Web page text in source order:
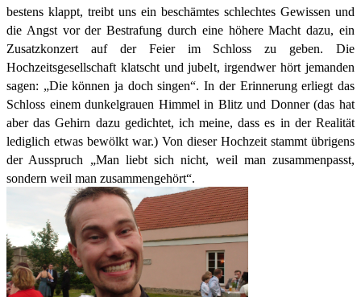
bestens klappt, treibt uns ein beschämtes schlechtes Gewissen und
die Angst vor der Bestrafung durch eine höhere Macht dazu, ein
Zusatzkonzert auf der Feier im Schloss zu geben. Die
Hochzeitsgesellschaft klatscht und jubelt, irgendwer hört jemanden
sagen: „Die können ja doch singen“. In der Erinnerung erliegt das
Schloss einem dunkelgrauen Himmel in Blitz und Donner (das hat
aber das Gehirn dazu gedichtet, ich meine, dass es in der Realität
lediglich etwas bewölkt war.) Von dieser Hochzeit stammt übrigens
der Ausspruch „Man liebt sich nicht, weil man zusammenpasst,
sondern weil man zusammengehört“.